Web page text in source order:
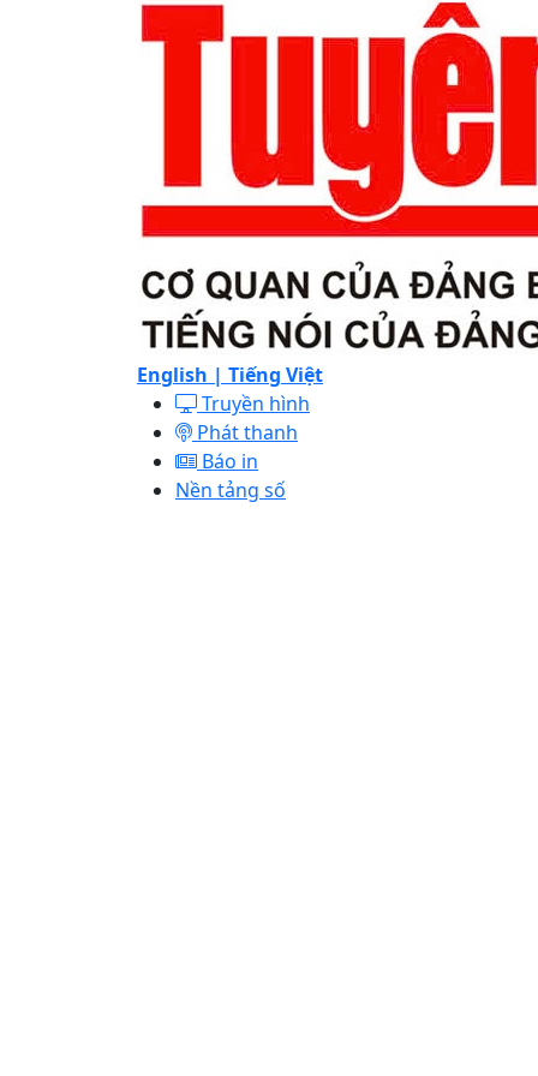
English | Tiếng Việt
Truyền hình
Phát thanh
Báo in
Nền tảng số